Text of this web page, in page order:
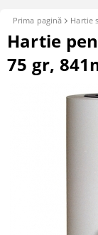
Prima pagină Hartie
Hartie
75 gr,